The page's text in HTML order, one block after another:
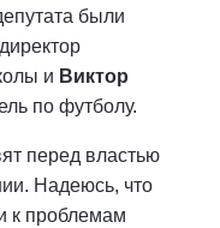
были
и Виктор
по футболу.
перед властью
Надеюсь, что
к проблемам